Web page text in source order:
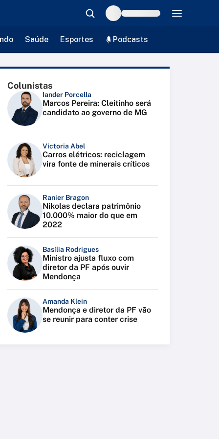
Saúde Esportes Podcasts
Colunistas
Iander Porcella
Marcos Pereira: Cleitinho será
candidato ao governo de MG
Victoria Abel
Carros elétricos: reciclagem
vira fonte de minerais críticos
Ranier Bragon
Nikolas declara patrimônio
10.000% maior do que em
2022
Basília Rodrigues
Ministro ajusta fluxo com
diretor da PF após ouvir
Mendonça
Amanda Klein
Mendonça e diretor da PF vão
se reunir para conter crise